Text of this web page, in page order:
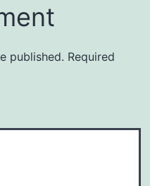
published. Required